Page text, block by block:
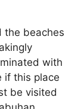
the beaches
with
if this place
be visited